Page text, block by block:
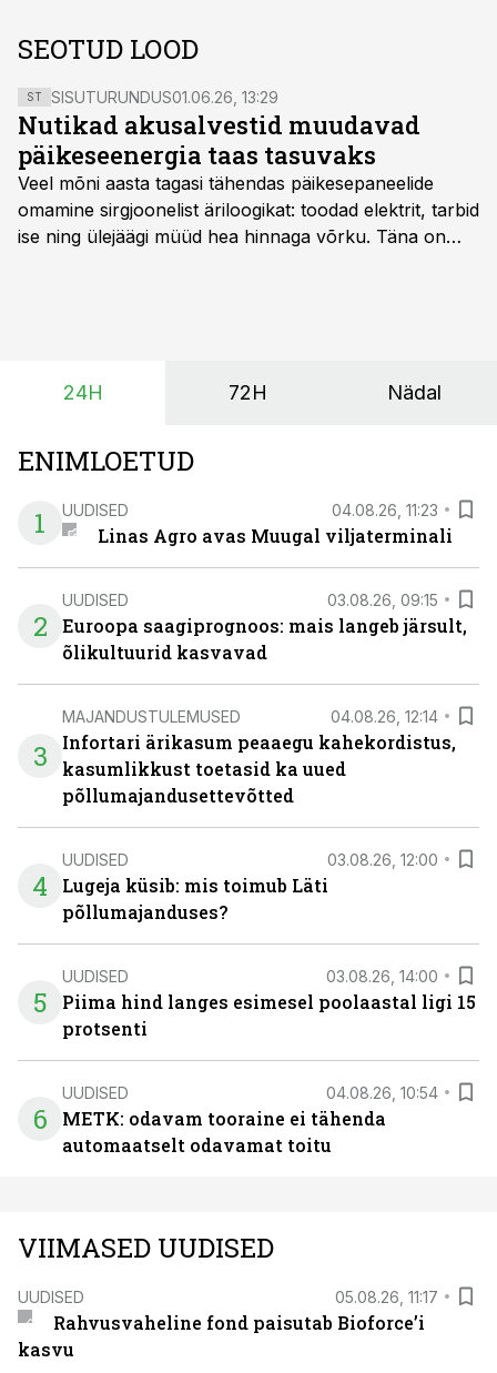
SEOTUD LOOD
ST SISUTURUNDUS01.06.26, 13:29
Nutikad akusalvestid muudavad
päikeseenergia taas tasuvaks
Veel mõni aasta tagasi tähendas päikesepaneelide
omamine sirgjoonelist äriloogikat: toodad elektrit, tarbid
ise ning ülejäägi müüd hea hinnaga võrku. Täna on
põllumajandusettevõtete jaoks üheks olulisemaks
24H 72H Nädal
ENIMLOETUD
1
UUDISED 04.08.26, 11:23
Linas Agro avas Muugal viljaterminali
2
UUDISED 03.08.26, 09:15
Euroopa saagiprognoos: mais langeb järsult,
õlikultuurid kasvavad
3
MAJANDUSTULEMUSED 04.08.26, 12:14
Infortari ärikasum peaaegu kahekordistus,
kasumlikkust toetasid ka uued
põllumajandusettevõtted
4
UUDISED 03.08.26, 12:00
Lugeja küsib: mis toimub Läti
põllumajanduses?
5
UUDISED 03.08.26, 14:00
Piima hind langes esimesel poolaastal ligi 15
protsenti
6
UUDISED 04.08.26, 10:54
METK: odavam tooraine ei tähenda
automaatselt odavamat toitu
VIIMASED UUDISED
UUDISED 05.08.26, 11:17
Rahvusvaheline fond paisutab Bioforce’i
kasvu